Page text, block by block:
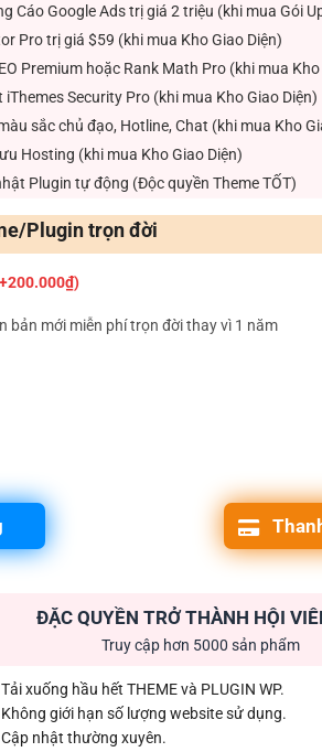
Cáo Google Ads trị giá 2 triệu (khi mua Gói
Pro trị giá $59 (khi mua Kho Giao Diện)
Premium hoặc Rank Math Pro (khi mua Kho
Security Pro (khi mua Kho Giao Diện)
sắc chủ đạo, Hotline, Chat (khi mua Kho
Hosting (khi mua Kho Giao Diện)
Plugin tự động (Độc quyền Theme TỐT)
Plugin trọn đời
bản mới miễn phí trọn đời thay vì 1 năm
ĐẶC QUYỀN TRỞ THÀNH HỘI
Truy cập hơn 5000 sản phẩm
Tải xuống hầu hết THEME và PLUGIN WP.
Không giới hạn số lượng website sử dụng.
Cập nhật thường xuyên.